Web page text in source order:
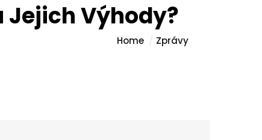
Jejich Výhody?
Home Zprávy